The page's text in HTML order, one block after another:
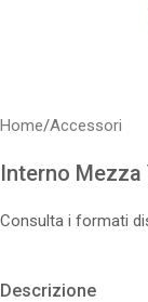
Home/Accessori
Interno
Consulta i formati
Descrizione